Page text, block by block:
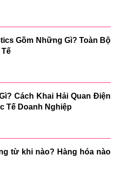
Gồm Những Gì? Toàn Bộ
Cách Khai Hải Quan Điện
Tế Doanh Nghiệp
từ khi nào? Hàng hóa nào